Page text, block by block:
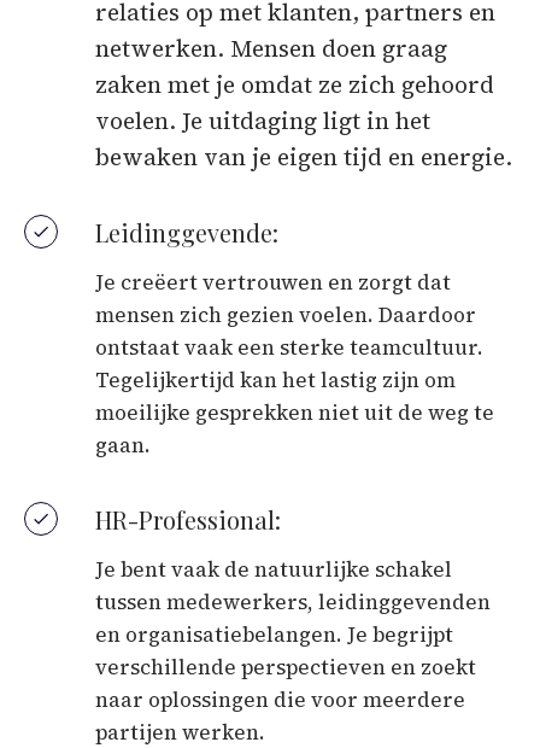
relaties op met klanten, partners en
netwerken. Mensen doen graag
zaken met je omdat ze zich gehoord
voelen. Je uitdaging ligt in het
bewaken van je eigen tijd en energie.
Leidinggevende:
Je creëert vertrouwen en zorgt dat
mensen zich gezien voelen. Daardoor
ontstaat vaak een sterke teamcultuur.
Tegelijkertijd kan het lastig zijn om
moeilijke gesprekken niet uit de weg te
gaan.
HR-Professional:
Je bent vaak de natuurlijke schakel
tussen medewerkers, leidinggevenden
en organisatiebelangen. Je begrijpt
verschillende perspectieven en zoekt
naar oplossingen die voor meerdere
partijen werken.